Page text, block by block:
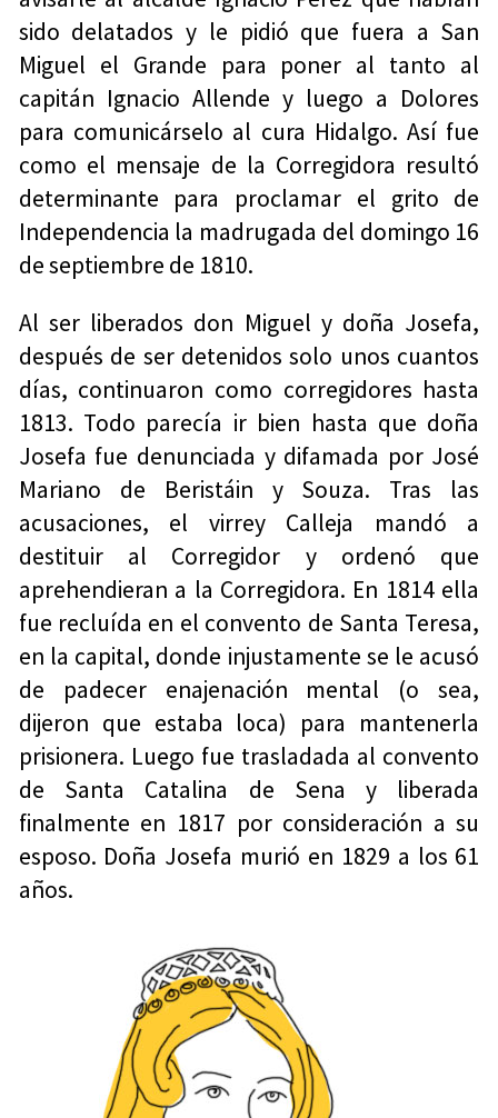
sido delatados y le pidió que fuera a San
Miguel el Grande para poner al tanto al
capitán Ignacio Allende y luego a Dolores
para comunicárselo al cura Hidalgo. Así fue
como el mensaje de la Corregidora resultó
determinante para proclamar el grito de
Independencia la madrugada del domingo 16
de septiembre de 1810.
Al ser liberados don Miguel y doña Josefa,
después de ser detenidos solo unos cuantos
días, continuaron como corregidores hasta
1813. Todo parecía ir bien hasta que doña
Josefa fue denunciada y difamada por José
Mariano de Beristáin y Souza. Tras las
acusaciones, el virrey Calleja mandó a
destituir al Corregidor y ordenó que
aprehendieran a la Corregidora. En 1814 ella
fue recluída en el convento de Santa Teresa,
en la capital, donde injustamente se le acusó
de padecer enajenación mental (o sea,
dijeron que estaba loca) para mantenerla
prisionera. Luego fue trasladada al convento
de Santa Catalina de Sena y liberada
finalmente en 1817 por consideración a su
esposo. Doña Josefa murió en 1829 a los 61
años.